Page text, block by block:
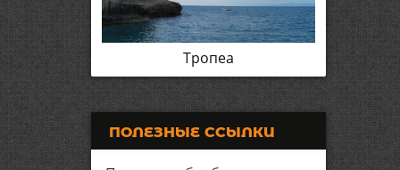
Тропеа
ПОЛЕЗНЫЕ ССЫЛКИ